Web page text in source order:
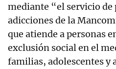
mediante “el servicio de
adicciones de la
que atiende a personas
exclusión social en el
familias, adolescentes y